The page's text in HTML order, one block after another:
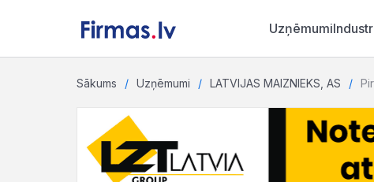
Uzņēmumi
Sākums Uzņēmumi LATVIJAS MAIZNIEKS, AS